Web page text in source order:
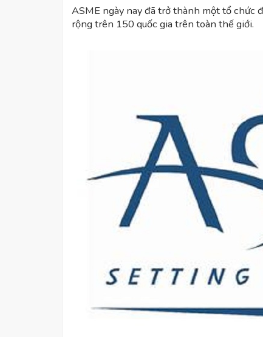
ASME ngày nay đã trở thành một tổ chức
rộng trên 150 quốc gia trên toàn thế giới.